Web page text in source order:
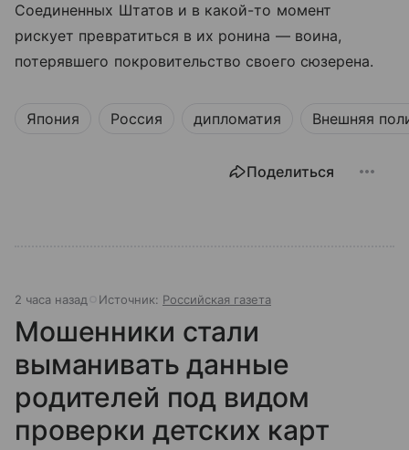
Соединенных Штатов и в какой-то момент
рискует превратиться в их ронина — воина,
потерявшего покровительство своего сюзерена.
Япония Россия дипломатия Внешняя
Поделиться
2 часа назад Источник: Российская газета
Мошенники стали
выманивать данные
родителей под видом
проверки детских карт